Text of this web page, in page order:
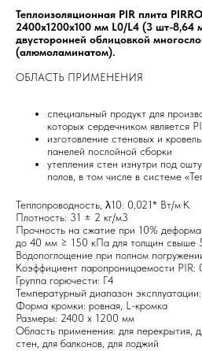
Теплоизоляционная PIR плита
2400х1200х100 мм L0/L4 (3 шт-8,64
двусторонней облицовкой
(алюмоламинатом).
ОБЛАСТЬ ПРИМЕНЕНИЯ
специальный продукт для
которых сердечником является
изготовление стеновых и
панелей послойной сборки
утепления стен изнутри под
полов, в том числе в системе
Теплопроводность, λ10: 0,021* Вт/м·К
Плотность: 31 ± 2 кг/м3
Прочность на сжатие при 10%
до 40 мм ≥ 150 кПа для толщин свыше
Водопоглощение при полном
Коэффициент паропроницаемости PIR:
Группа горючести: Г4
Температурный диапазон
Форма кромки: ровная, L-кромка
Размеры: 2400 х 1200 мм
Область применения: для перекрытия,
стен, для балконов, для лоджий